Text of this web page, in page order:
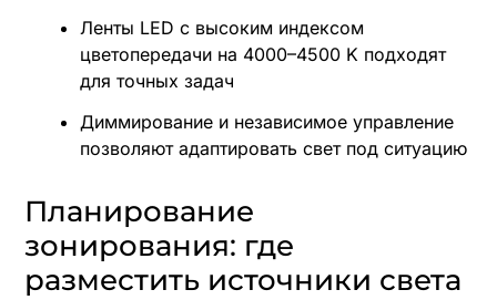
Ленты LED с высоким индексом
цветопередачи на 4000–4500 K подходят
для точных задач
Диммирование и независимое управление
позволяют адаптировать свет под ситуацию
Планирование
зонирования: где
разместить источники света